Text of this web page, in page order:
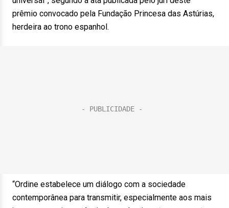
prêmio convocado pela Fundação Princesa das Astúrias,
herdeira ao trono espanhol.
“Ordine estabelece um diálogo com a sociedade
contemporânea para transmitir, especialmente aos mais